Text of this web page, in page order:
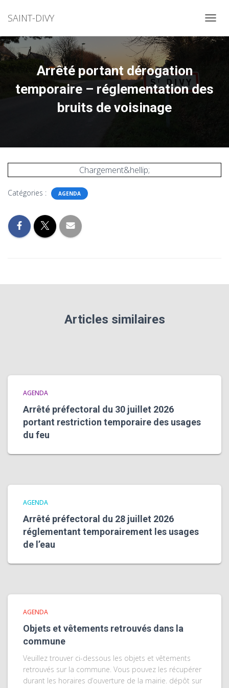
SAINT-DIVY
Arrêté portant dérogation
temporaire – réglementation des
bruits de voisinage
Chargement&hellip;
Catégories : AGENDA
Articles similaires
AGENDA
Arrêté préfectoral du 30 juillet 2026
portant restriction temporaire des usages
du feu
AGENDA
Arrêté préfectoral du 28 juillet 2026
réglementant temporairement les usages
de l’eau
AGENDA
Objets et vêtements retrouvés dans la
commune
Veuillez trouver ci-dessous les objets et vêtements
retrouvés sur la commune. Vous pouvez les récupérer
durant les horaires d’ouverture de la mairie. dépôt sur